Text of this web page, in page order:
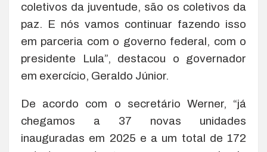
coletivos da juventude, são os coletivos da
paz. E nós vamos continuar fazendo isso
em parceria com o governo federal, com o
presidente Lula”, destacou o governador
em exercício, Geraldo Júnior.
De acordo com o secretário Werner, “já
chegamos a 37 novas unidades
inauguradas em 2025 e a um total de 172